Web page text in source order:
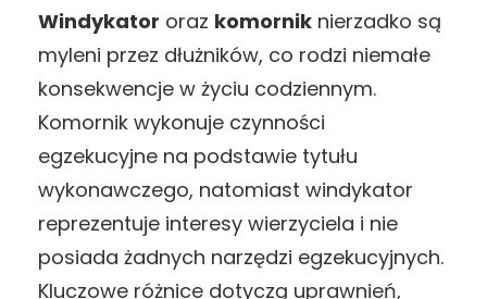
Windykator oraz komornik nierzadko są
myleni przez dłużników, co rodzi niemałe
konsekwencje w życiu codziennym.
Komornik wykonuje czynności
egzekucyjne na podstawie tytułu
wykonawczego, natomiast windykator
reprezentuje interesy wierzyciela i nie
posiada żadnych narzędzi egzekucyjnych.
Kluczowe różnice dotyczą uprawnień,